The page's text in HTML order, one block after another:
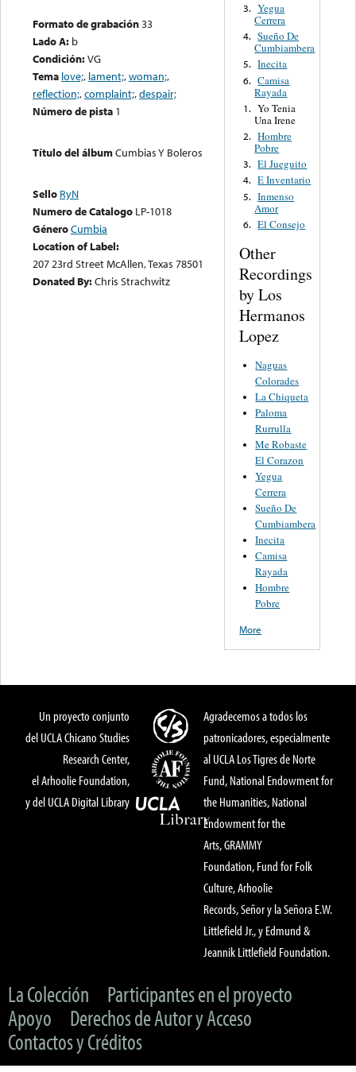
Formato de grabación33
Lado A: b
Condición:VG
Tema love;, lament;,woman;,
reflection;,complaint;,despair;
Número de pista 1
Título del álbumCumbias Y Boleros
Sello RyN
Numero de Catalogo LP-1018
GéneroCumbia
Location of Label:
207 23rd Street McAllen, Texas 78501
Donated By:Chris Strachwitz
3. Yegua
Cerrera
4. Sueño De
Cumbiambera
5. Inecita
6. Camisa
Rayada
1. Yo Tenia
Una Irene
2. Hombre
Pobre
3. El Jueguito
4. E Inventario
5. Inmenso
Amor
6. El Consejo
Other
Recordings
by Los
Hermanos
Lopez
Naguas
Colorades
La Chiqueta
Paloma
Rurrulla
Me Robaste
El Corazon
Yegua
Cerrera
Sueño De
Cumbiambera
Inecita
Camisa
Rayada
Hombre
Pobre
More
Un proyecto conjunto
del UCLA Chicano Studies
Research Center,
el Arhoolie Foundation,
y del UCLA Digital Library
Agradecemos a todos los
patronicadores, especialmente
al UCLA Los Tigres de Norte
Fund, National Endowment for
the Humanities, National
Endowment for the
Arts, GRAMMY
Foundation, Fund for Folk
Culture, Arhoolie
Records, Señor y la Señora E.W.
Littlefield Jr., y Edmund &
Jeannik Littlefield Foundation.
La Colección
Participantes en el proyecto
Apoyo
Derechos de Autor y Acceso
Contactos y Créditos